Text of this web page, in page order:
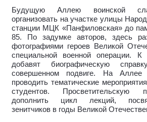
Будущую Аллею воинской
организовать на участке улицы
станции МЦК «Панфиловская» до
85. По задумке авторов, здесь
фотографиями героев Великой
специальной военной операции. К
добавят биографическую
совершенном подвиге. На Аллее
проводить тематические
студентов. Просветительскую
дополнить цикл лекций,
зенитчиков в годы Великой